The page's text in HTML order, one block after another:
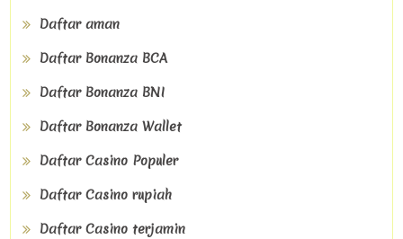
Daftar aman
Daftar Bonanza BCA
Daftar Bonanza BNI
Daftar Bonanza Wallet
Daftar Casino Populer
Daftar Casino rupiah
Daftar Casino terjamin